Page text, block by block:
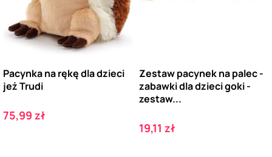
Pacynka na rękę dla dzieci
jeż Trudi
Cena
75,99 zł
Zestaw pacynek na palec -
zabawki dla dzieci goki -
zestaw...
Cena
19,11 zł